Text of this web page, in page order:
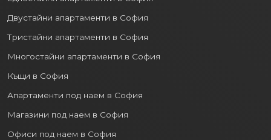
Двустайни апартаменти в София
Тристайни апартаменти в София
Многостайни апартаменти в София
Къщи в София
Апартаменти под наем в София
Магазини под наем в София
Офиси под наем в София